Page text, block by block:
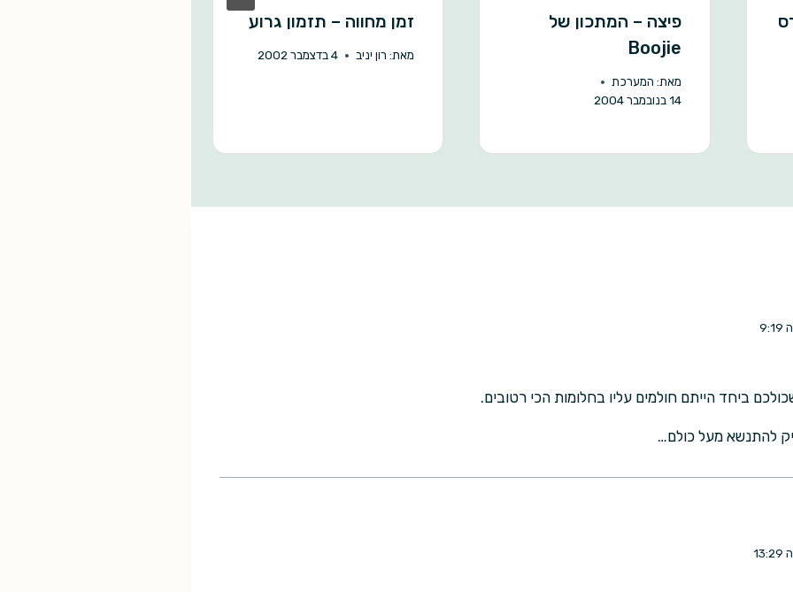
פיצה – המתכון של
Boojie
מאת: המערכת
14 בנובמבר 2004
זמן מחווה – תזמון גרוע
מאת: רון יניב 4 בדצמבר 2002
ביחד הייתם חולמים עליו בחלומות הכי רטובים.
להתנשא מעל כולם…